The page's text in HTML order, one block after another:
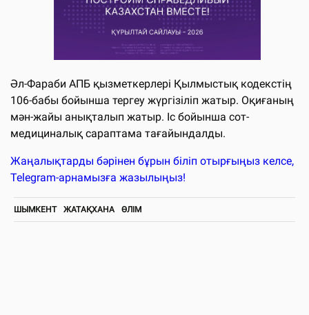
Әл-Фараби АПБ қызметкерлері Қылмыстық кодекстің
106-бабы бойынша тергеу жүргізіліп жатыр. Оқиғаның
мән-жайы анықталып жатыр. Іс бойынша сот-
медициналық сараптама тағайындалды.
Жаңалықтарды бәрінен бұрын біліп отырғыңыз келсе,
Telegram-арнамызға жазылыңыз!
ШЫМКЕНТ ЖАТАҚХАНА ӨЛІМ